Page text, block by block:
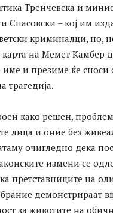
Тренчевска и
Спасовски – кој им
криминалци, но,
на Мемет Камбер
име и презиме ќе сноси
трагедија.
како решен,
лица и оние без
очигледно дека
измени се
претставниците на
демонстрираат
за животите на